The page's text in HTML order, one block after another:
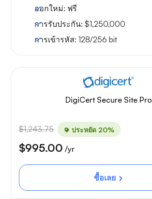
ออกใหม่: ฟรี
การรับประกัน: $1,250,000
การเข้ารหัส: 128/256 bit
DigiCert Secure Site Pro
$1,243.75 ประหยัด 20%
$995.00 /yr
ซื้อเลย